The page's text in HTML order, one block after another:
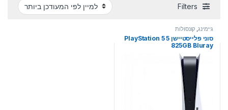
Filters
גיימינג, קונסולות
סוני פלייסטיישן 5 PlayStation 5
825GB Bluray